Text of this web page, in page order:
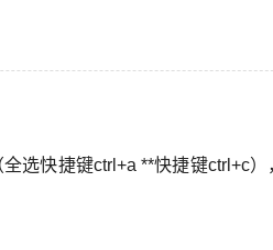
选快捷键ctrl+a **快捷键ctrl+c）